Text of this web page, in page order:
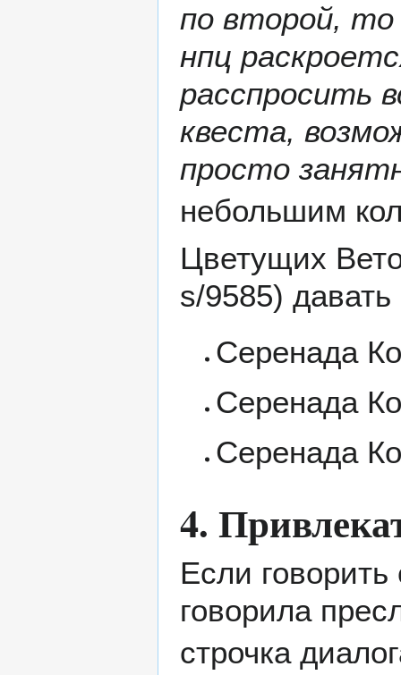
по второй,
нпц
расспросить
квеста,
просто
небольшим
Цветущих
Серенада
Серенада
Серенада
4.
Если
говорила
строчка